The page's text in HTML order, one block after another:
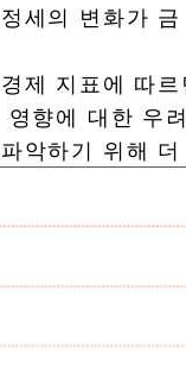
세의 변화가
제 지표에 따
향에 대한 우
악하기 위해